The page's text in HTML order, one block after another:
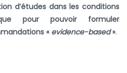
d’études dans les conditions
pour pouvoir formuler
« evidence-based».